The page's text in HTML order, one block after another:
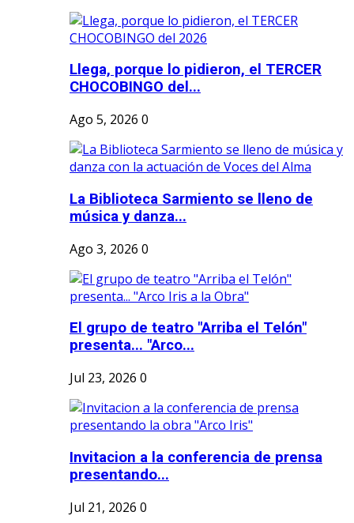
Llega, porque lo pidieron, el TERCER
CHOCOBINGO del...
Ago 5, 2026 0
La Biblioteca Sarmiento se lleno de
música y danza...
Ago 3, 2026 0
El grupo de teatro "Arriba el Telón"
presenta... "Arco...
Jul 23, 2026 0
Invitacion a la conferencia de prensa
presentando...
Jul 21, 2026 0